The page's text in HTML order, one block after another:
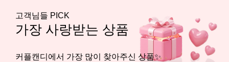
고객님들 PICK
가장 사랑받는 상품
커플캔디에서 가장 많이 찾아주신 상품✨